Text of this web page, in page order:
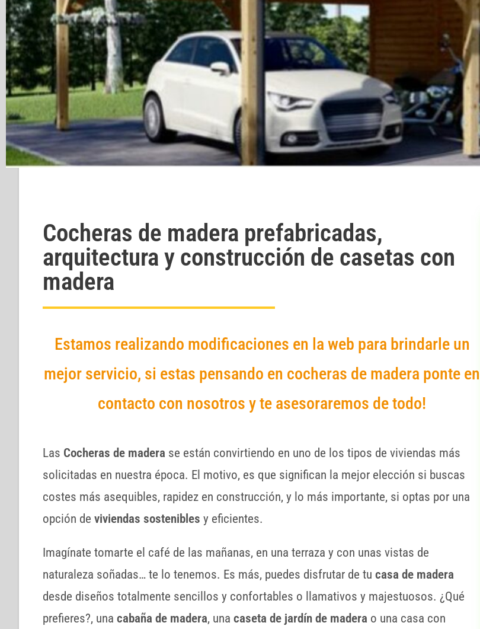
Cocheras de madera prefabricadas,
arquitectura y construcción de casetas con
madera
Estamos realizando modificaciones en la web para brindarle un
mejor servicio, si estas pensando en cocheras de madera ponte en
contacto con nosotros y te asesoraremos de todo!
Las Cocheras de madera se están convirtiendo en uno de los tipos de viviendas más
solicitadas en nuestra época. El motivo, es que significan la mejor elección si buscas
costes más asequibles, rapidez en construcción, y lo más importante, si optas por una
opción de viviendas sostenibles y eficientes.
Imagínate tomarte el café de las mañanas, en una terraza y con unas vistas de
naturaleza soñadas… te lo tenemos. Es más, puedes disfrutar de tu casa de madera
desde diseños totalmente sencillos y confortables o llamativos y majestuosos. ¿Qué
prefieres?, una cabaña de madera, una caseta de jardín de madera o una casa con